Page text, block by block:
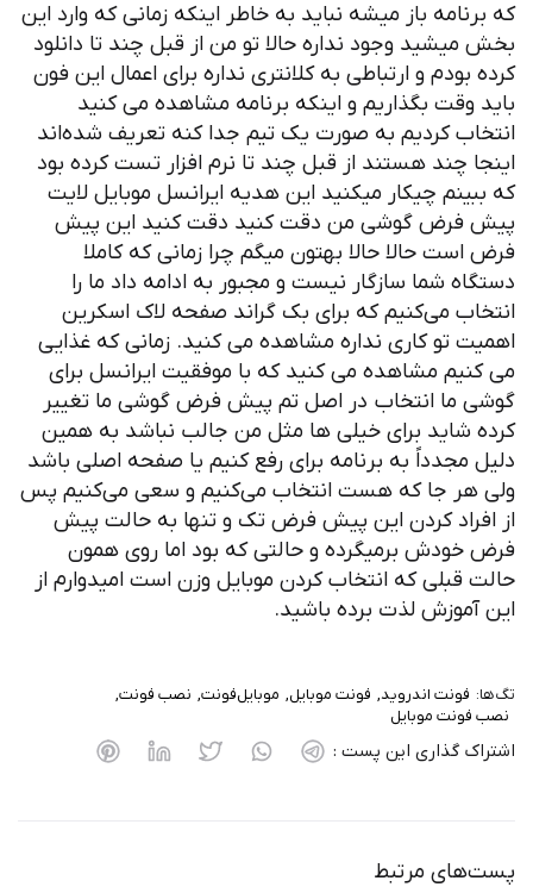
که برنامه باز میشه نباید به خاطر اینکه زمانی که وارد این
بخش میشید وجود نداره حالا تو من از قبل چند تا دانلود
کرده بودم و ارتباطی به کلانتری نداره برای اعمال این فون
باید وقت بگذاریم و اینکه برنامه مشاهده می کنید
انتخاب کردیم به صورت یک تیم جدا کنه تعریف شده‌اند
اینجا چند هستند از قبل چند تا نرم افزار تست کرده بود
که ببینم چیکار میکنید این هدیه ایرانسل موبایل لایت
پیش فرض گوشی من دقت کنید دقت کنید این پیش
فرض است حالا حالا بهتون میگم چرا زمانی که کاملا
دستگاه شما سازگار نیست و مجبور به ادامه داد ما را
انتخاب می‌کنیم که برای بک گراند صفحه لاک اسکرین
اهمیت تو کاری نداره مشاهده می کنید. زمانی که غذایی
می کنیم مشاهده می کنید که با موفقیت ایرانسل برای
گوشی ما انتخاب در اصل تم پیش فرض گوشی ما تغییر
کرده شاید برای خیلی ها مثل من جالب نباشد به همین
دلیل مجدداً به برنامه برای رفع کنیم یا صفحه اصلی باشد
ولی هر جا که هست انتخاب می‌کنیم و سعی می‌کنیم پس
از افراد کردن این پیش فرض تک و تنها به حالت پیش
فرض خودش برمیگرده و حالتی که بود اما روی همون
حالت قبلی که انتخاب کردن موبایل وزن است امیدوارم از
این آموزش لذت برده باشید.
تگ‌ها: فونت اندروید فونت موبایل موبایل‌فونت نصب فونت
نصب فونت موبایل
اشتراک گذاری این پست :
پست‌های مرتبط